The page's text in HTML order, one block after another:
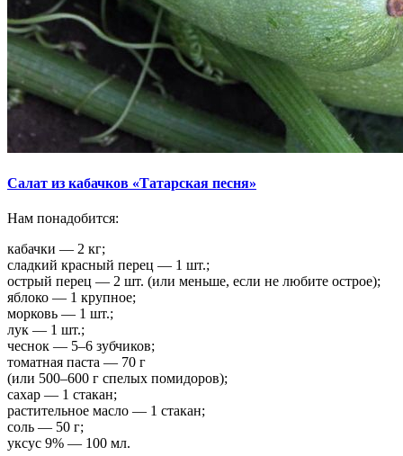
Салат из кабачков «Татарская песня»
Нам понадобится:
кабачки — 2 кг;
сладкий красный перец — 1 шт.;
острый перец — 2 шт. (или меньше, если не любите острое);
яблоко — 1 крупное;
морковь — 1 шт.;
лук — 1 шт.;
чеснок — 5–6 зубчиков;
томатная паста — 70 г
(или 500–600 г спелых помидоров);
сахар — 1 стакан;
растительное масло — 1 стакан;
соль — 50 г;
уксус 9% — 100 мл.